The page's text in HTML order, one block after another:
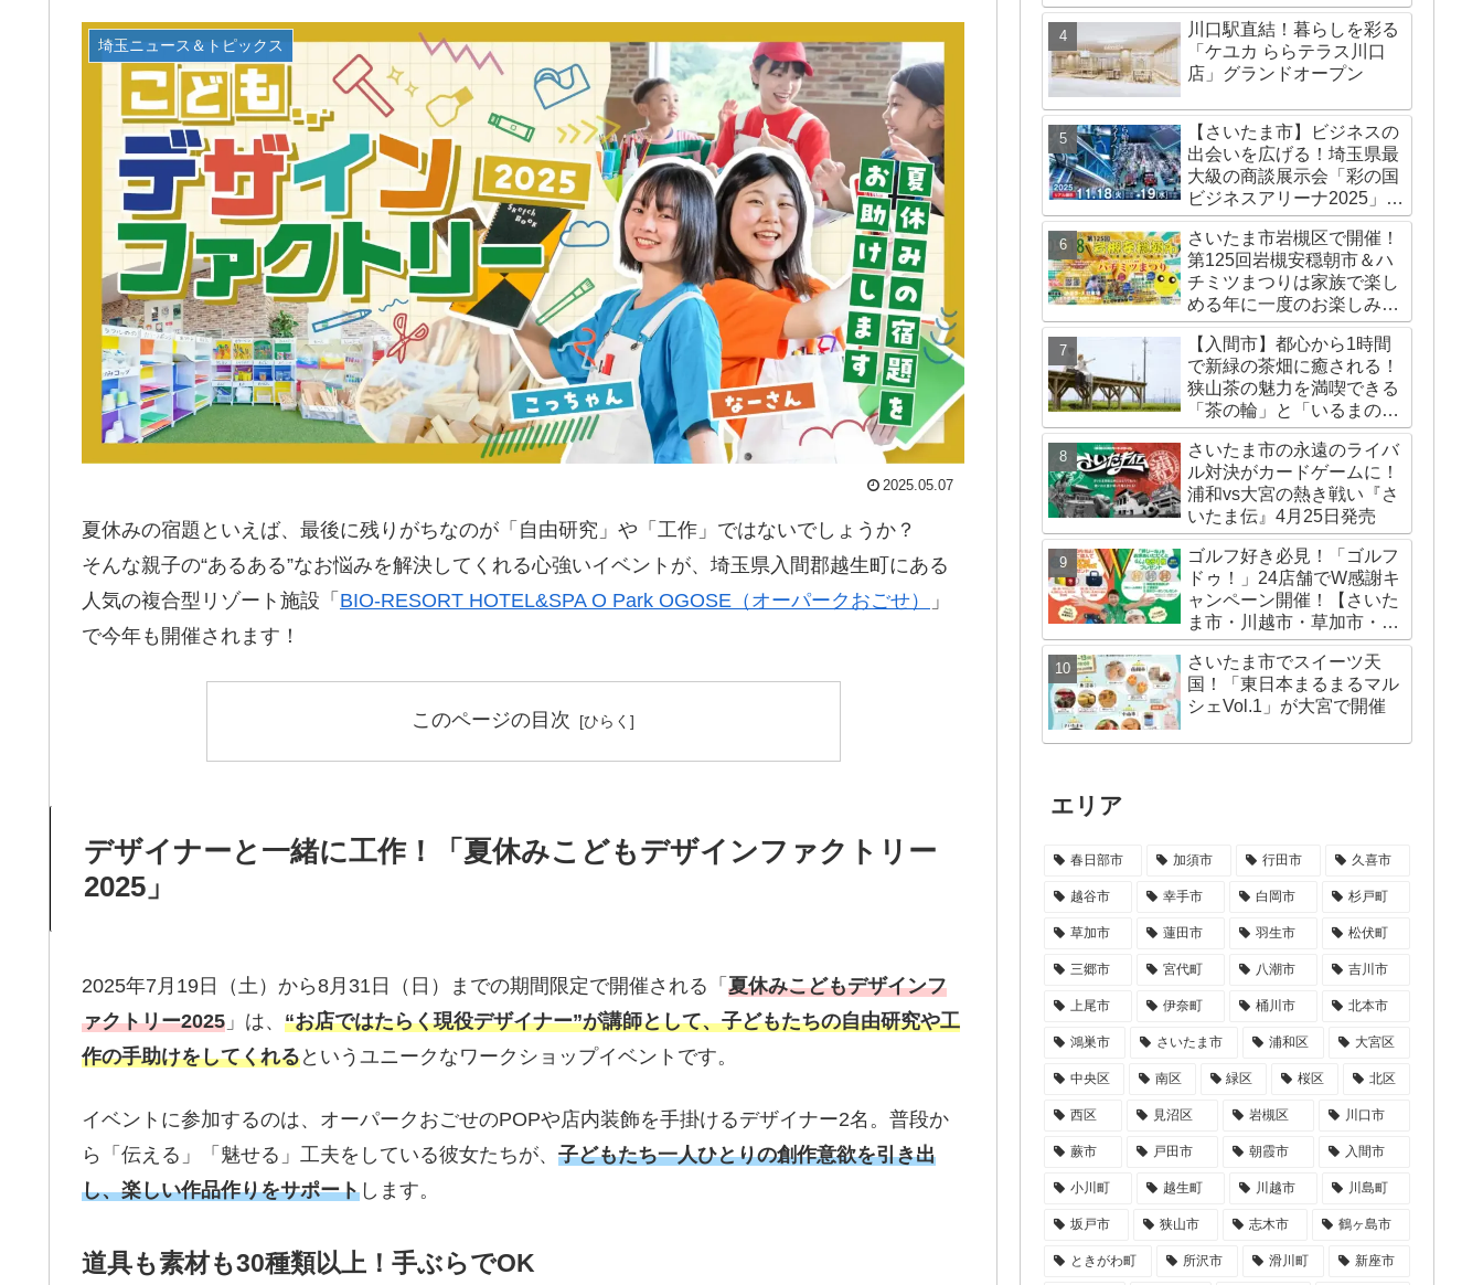
埼玉ニュース＆トピックス
2025.05.07
夏休みの宿題といえば、最後に残りがちなのが「自由研究」や「工作」ではないでしょうか？
そんな親子の“あるある”なお悩みを解決してくれる心強いイベントが、埼玉県入間郡越生町にある
人気の複合型リゾート施設「 BIO-RESORT HOTEL&SPA O Park OGOSE（オーパークおごせ）
」
で今年も開催されます！
このページの目次
デザイナーと一緒に工作！「夏休みこどもデザインファクトリー
2025」
2025年7月19日（土）から8月31日（日）までの期間限定で開催される「 夏休みこどもデザインフ
ァクトリー2025 」は、 “お店ではたらく現役デザイナー”が講師として、子どもたちの自由研究や工
作の手助けをしてくれるというユニークなワークショップイベントです。
イベントに参加するのは、オーパークおごせのPOPや店内装飾を手掛けるデザイナー2名。普段か
ら「伝える」「魅せる」工夫をしている彼女たちが、 子どもたち一人ひとりの創作意欲を引き出
し、楽しい作品作りをサポート します。
道具も素材も30種類以上！手ぶらでOK
人が主役のロンドンスタイ
ルフェスへ
川口駅直結！暮らしを彩る
「ケユカ ららテラス川口
店」グランドオープン
【さいたま市】ビジネスの
出会いを広げる！埼玉県最
大級の商談展示会「彩の国
ビジネスアリーナ2025」出
展者募集中！
さいたま市岩槻区で開催！
第125回岩槻安穏朝市＆ハ
チミツまつりは家族で楽し
める年に一度のお楽しみイ
ベント！
【入間市】都心から1時間
で新緑の茶畑に癒される！
狭山茶の魅力を満喫できる
「茶の輪」と「いるまの
沼」体験が大人気
さいたま市の永遠のライバ
ル対決がカードゲームに！
浦和vs大宮の熱き戦い『さ
いたま伝』4月25日発売
ゴルフ好き必見！「ゴルフ
ドゥ！」24店舗でW感謝キ
ャンペーン開催！【さいた
ま市・川越市・草加市・深
谷市】
さいたま市でスイーツ天
国！「東日本まるまるマル
シェVol.1」が大宮で開催
エリア
春日部市 加須市 行田市 久喜市
越谷市 幸手市 白岡市 杉戸町
草加市 蓮田市 羽生市 松伏町
三郷市 宮代町 八潮市 吉川市
上尾市 伊奈町 桶川市 北本市
鴻巣市 さいたま市 浦和区 大宮区
中央区 南区 緑区 桜区 北区
西区 見沼区 岩槻区 川口市
蕨市 戸田市 朝霞市 入間市
小川町 越生町 川越市 川島町
坂戸市 狭山市 志木市 鶴ヶ島市
ときがわ町 所沢市 滑川町 新座市